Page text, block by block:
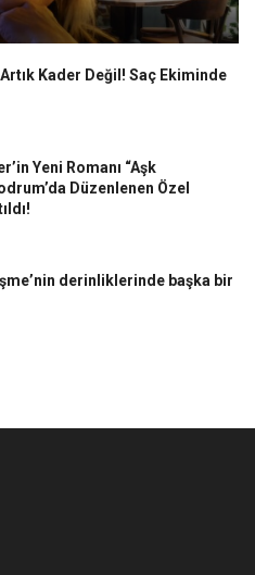
Kader Değil! Saç Ekiminde
Yeni Romanı “Aşk
Düzenlenen Özel
derinliklerinde başka bir